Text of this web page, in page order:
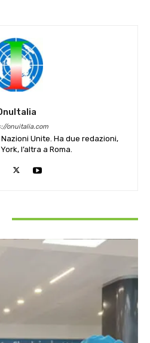
onuitalia.com
Unite. Ha due redazioni,
l’altra a Roma.